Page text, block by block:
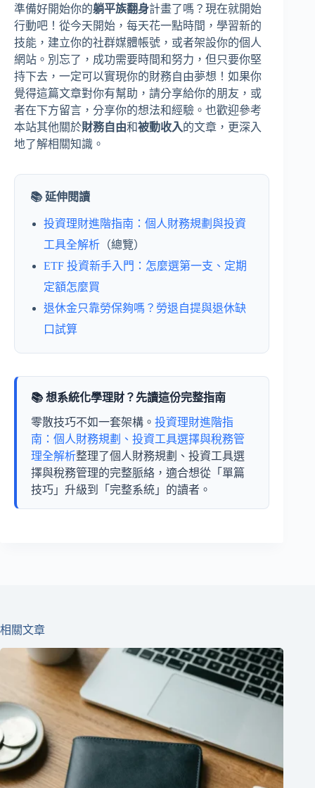
準備好開始你的躺平族翻身計畫了嗎？現在就開始
行動吧！從今天開始，每天花一點時間，學習新的
技能，建立你的社群媒體帳號，或者架設你的個人
網站。別忘了，成功需要時間和努力，但只要你堅
持下去，一定可以實現你的財務自由夢想！如果你
覺得這篇文章對你有幫助，請分享給你的朋友，或
者在下方留言，分享你的想法和經驗。也歡迎參考
本站其他關於財務自由和被動收入的文章，更深入
地了解相關知識。
📚 延伸閱讀
投資理財進階指南：個人財務規劃與投資
工具全解析 （總覽）
ETF 投資新手入門：怎麼選第一支、定期
定額怎麼買
退休金只靠勞保夠嗎？勞退自提與退休缺
口試算
📚 想系統化學理財？先讀這份完整指南
零散技巧不如一套架構。 投資理財進階指
南：個人財務規劃、投資工具選擇與稅務管
理全解析整理了個人財務規劃、投資工具選
擇與稅務管理的完整脈絡，適合想從「單篇
技巧」升級到「完整系統」的讀者。
相關文章